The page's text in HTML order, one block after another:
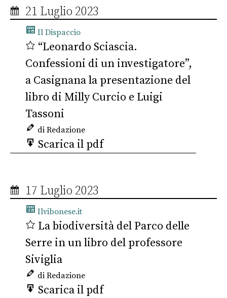
21 Luglio 2023
Il Dispaccio
“Leonardo Sciascia.
Confessioni di un investigatore”,
a Casignana la presentazione del
libro di Milly Curcio e Luigi
Tassoni
di Redazione
Scarica il pdf
17 Luglio 2023
Ilvibonese.it
La biodiversità del Parco delle
Serre in un libro del professore
Siviglia
di Redazione
Scarica il pdf